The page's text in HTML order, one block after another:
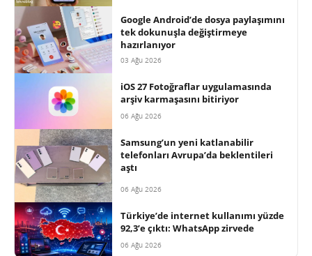
Google Android’de dosya paylaşımını
tek dokunuşla değiştirmeye
hazırlanıyor
03 Ağu 2026
iOS 27 Fotoğraflar uygulamasında
arşiv karmaşasını bitiriyor
06 Ağu 2026
Samsung’un yeni katlanabilir
telefonları Avrupa’da beklentileri
aştı
06 Ağu 2026
Türkiye’de internet kullanımı yüzde
92,3’e çıktı: WhatsApp zirvede
06 Ağu 2026